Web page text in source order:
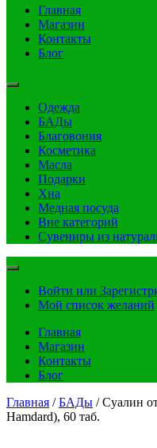
Главная
Магазин
Контакты
Блог
Одежда
БАДы
Благовония
Косметика
Масла
Подарки
Хна
Медная посуда
Вне категорий
Сувениры из
Войти или
Мой список желаний
Главная
Магазин
Контакты
Блог
Главная /БАДы / Суалин
Hamdard), 60 таб.